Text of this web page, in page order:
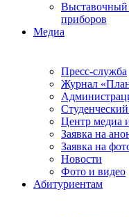
Выставочный
приборов
Медиа
Пресс-служба
Журнал
Центр медиа
Заявка на
Заявка на
Новости
Фото и видео
Абитуриентам